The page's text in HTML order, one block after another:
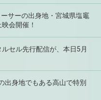
サーの出身地・宮城県塩竈
会開催！
セル先行配信が、本日5月
出身地でもある高山で特別